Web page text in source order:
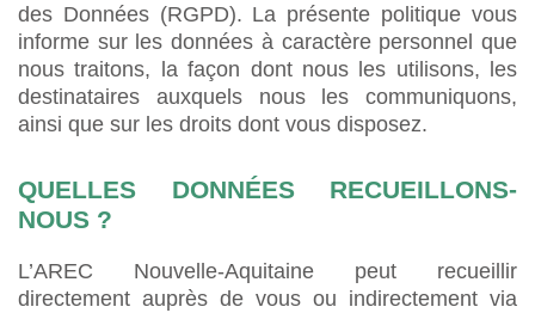
des Données (RGPD). La présente politique vous
informe sur les données à caractère personnel que
nous traitons, la façon dont nous les utilisons, les
destinataires auxquels nous les communiquons,
ainsi que sur les droits dont vous disposez.
QUELLES DONNÉES RECUEILLONS-
NOUS ?
L’AREC Nouvelle-Aquitaine peut recueillir
directement auprès de vous ou indirectement via